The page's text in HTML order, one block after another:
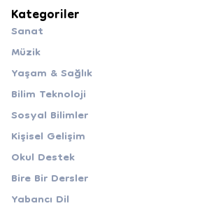
Kategoriler
Sanat
Müzik
Yaşam & Sağlık
Bilim Teknoloji
Sosyal Bilimler
Kişisel Gelişim
Okul Destek
Bire Bir Dersler
Yabancı Dil